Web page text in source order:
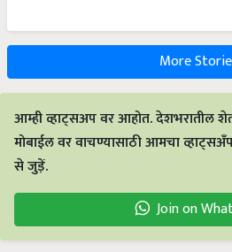
More
आम्ही व्हाट्सअप वर आहोत. देशभरातील
मोबाईल वर वाचण्यासाठी आमचा
से जुड़ें.
Join on